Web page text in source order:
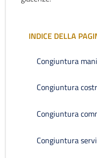
INDICE DELLA
Congiuntura
Congiuntura
Congiuntura
Congiuntura